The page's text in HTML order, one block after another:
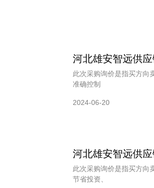
河北雄安智远供
此次采购询价是指买方向
准确控制
2024-06-20
河北雄安智远供
此次采购询价是指买方向
节省投资、